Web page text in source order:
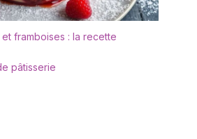
framboises : la recette
pâtisserie